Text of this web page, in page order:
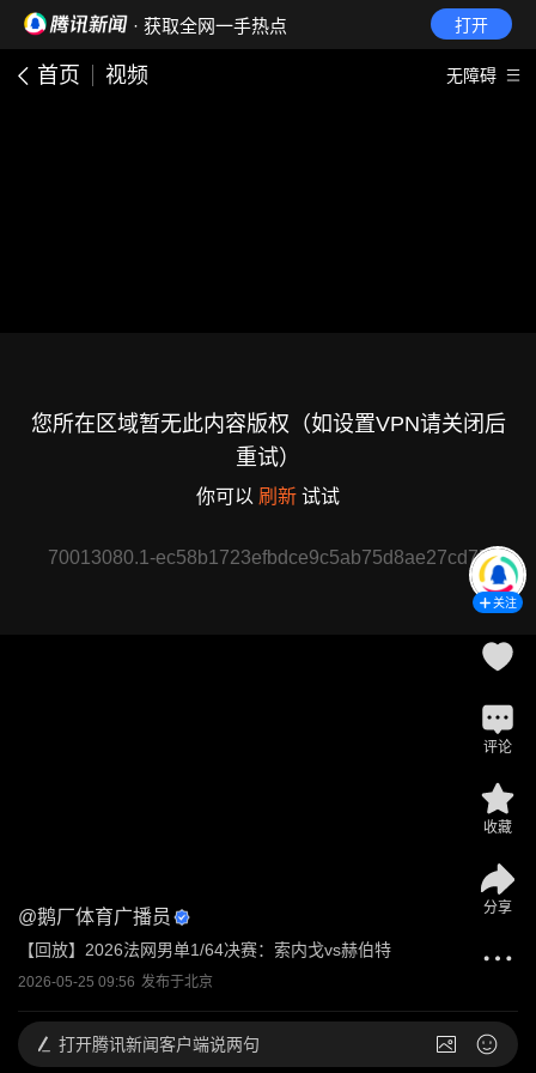
· 获取全网一手热点 打开
首页 视频 无障碍
您所在区域暂无此内容版权（如设置VPN请关闭后
重试）
你可以 刷新 试试
70013080.1-ec58b1723efbdce9c5ab75d8ae27cd75
@鹅厂体育广播员
【回放】2026法网男单1/64决赛：索内戈vs赫伯特
2026-05-25 09:56 发布于北京
关注
评论
收藏
分享
打开腾讯新闻客户端说两句